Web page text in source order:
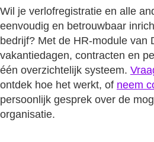
Wil je verlofregistratie en alle
eenvoudig en betrouwbaar
bedrijf? Met de HR-module van
vakantiedagen, contracten en
één overzichtelijk systeem.
ontdek hoe het werkt, of neem
persoonlijk gesprek over de
organisatie.